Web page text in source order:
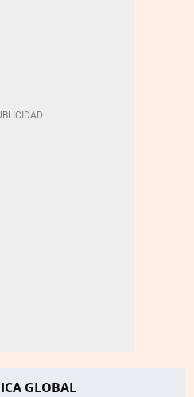
GLOBAL